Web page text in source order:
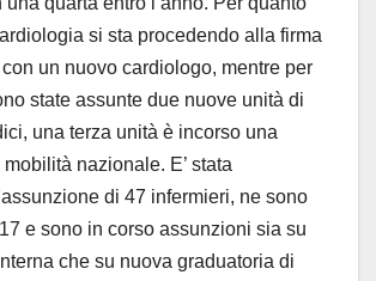
si sta procedendo alla firma
un nuovo cardiologo, mentre per
state assunte due nuove unità di
una terza unità è incorso una
nazionale. E’ stata
di 47 infermieri, ne sono
e sono in corso assunzioni sia su
che su nuova graduatoria di